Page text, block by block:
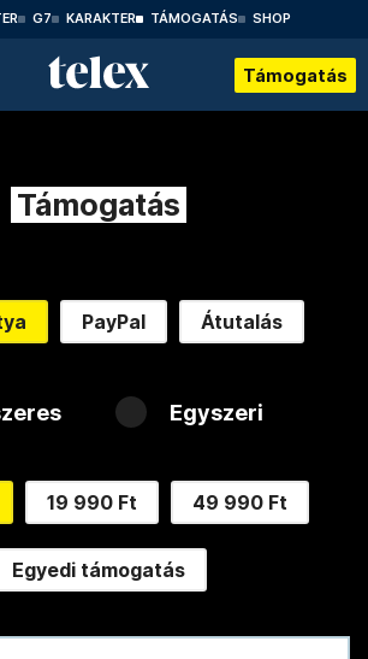
G7 KARAKTER TÁMOGATÁS SHOP
Támogatás
Támogatás
PayPal Átutalás
Egyszeri
19 990 Ft 49 990 Ft
Egyedi támogatás